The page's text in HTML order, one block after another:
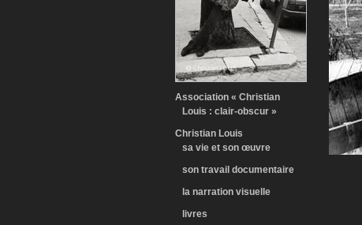
Association « Christian
Louis : clair-obscur »
Christian Louis
sa vie et son œuvre
son travail documentaire
la narration visuelle
livres